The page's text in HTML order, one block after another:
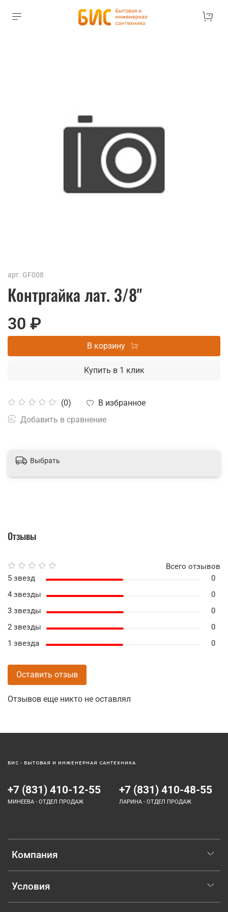
арт. GF008
Контргайка лат. 3/8"
(0)
В избранное
Добавить в сравнение
30 ₽
В корзину
Купить в 1 клик
Выбрать
Отзывы
Отзывов еще никто не оставлял
Всего отзывов
5 звезд
0
4 звезды
0
3 звезды
0
2 звезды
0
1 звезда
0
Оставить отзыв
Компания
Условия
+7 (831) 410-12-55
МИНЕЕВА - ОТДЕЛ ПРОДАЖ
+7 (831) 410-48-55
ЛАРИНА - ОТДЕЛ ПРОДАЖ
БИС - БЫТОВАЯ И ИНЖЕНЕРНАЯ САНТЕХНИКА